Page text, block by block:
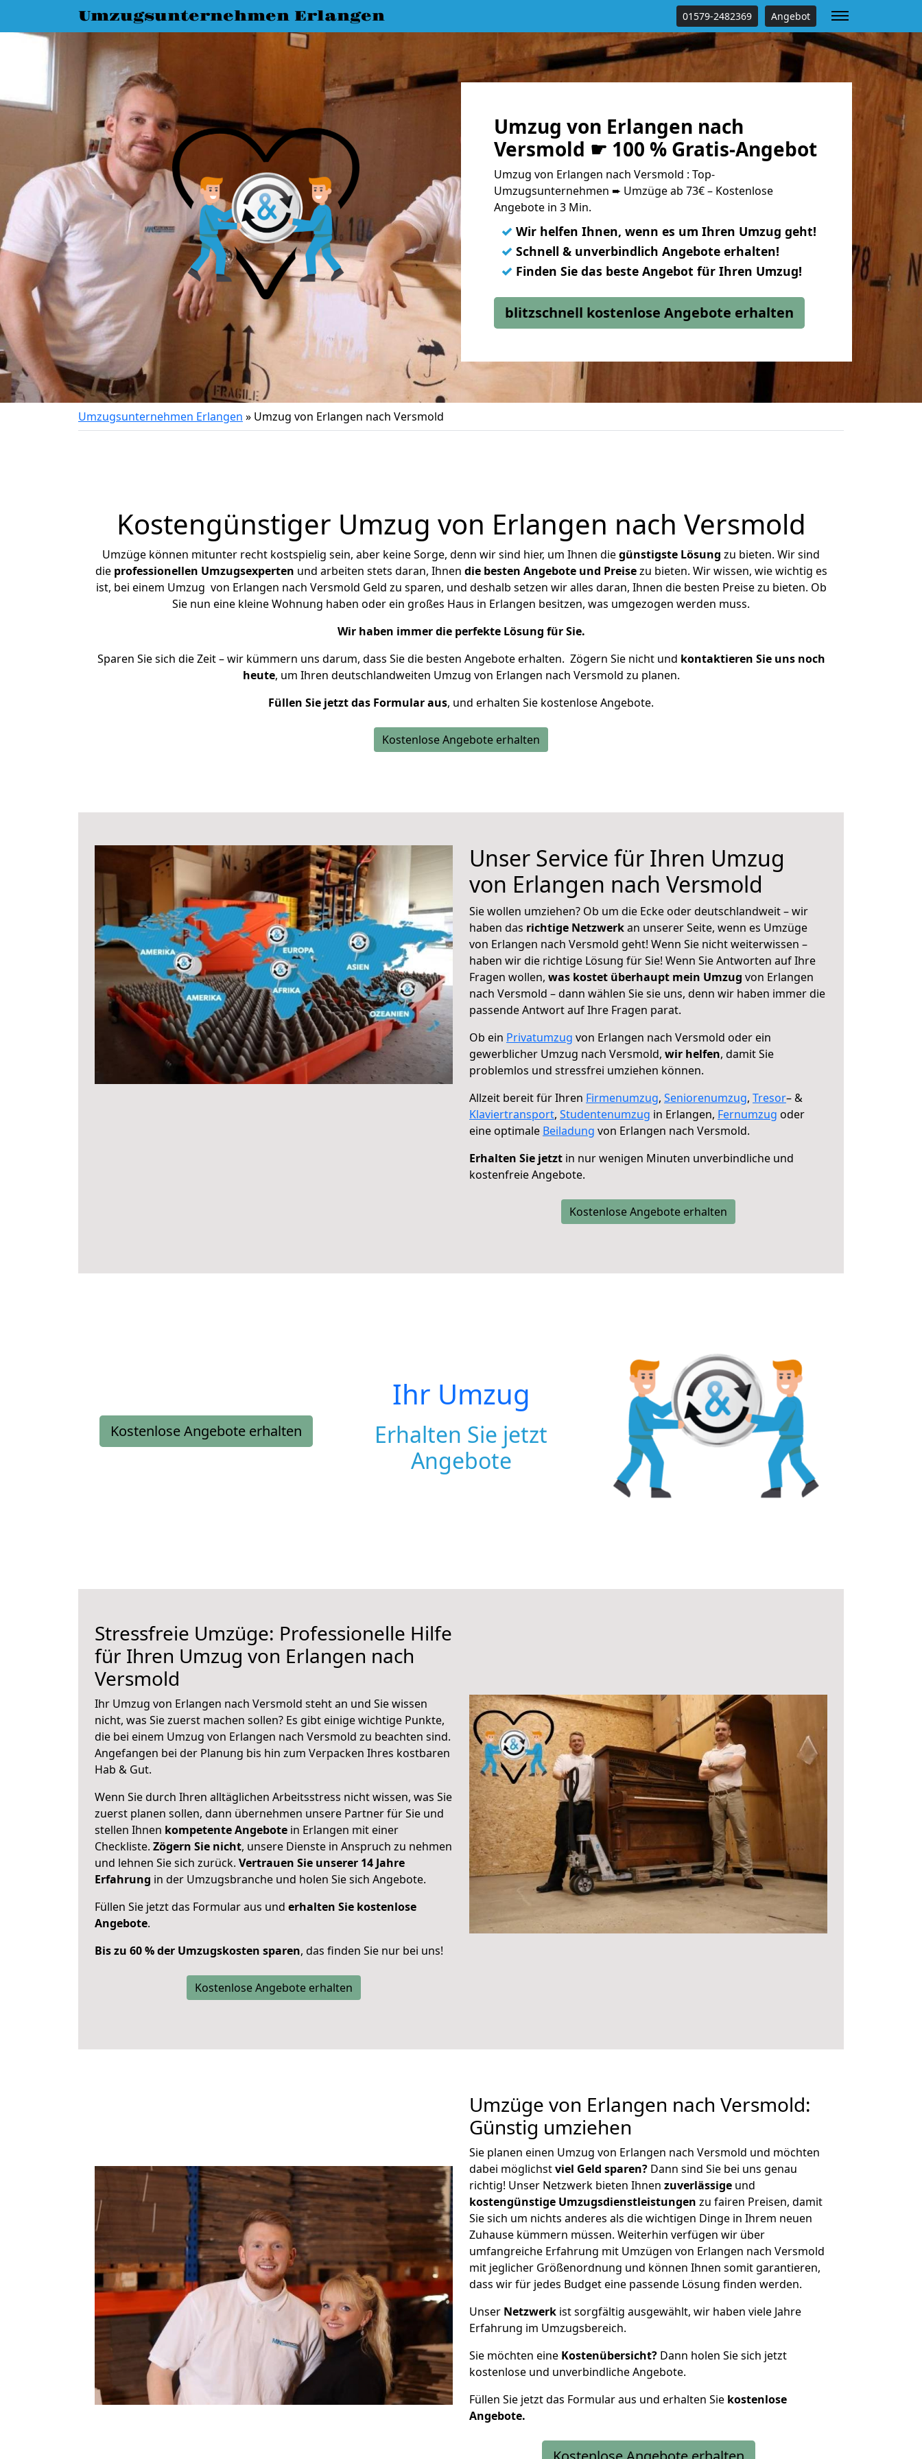
Umzugsunternehmen Erlangen 01579-2482369 Angebot
Umzug von Erlangen nach
Versmold ☛ 100 % Gratis-Angebot
Umzug von Erlangen nach Versmold : Top-
Umzugsunternehmen ➨ Umzüge ab 73€ – Kostenlose
Angebote in 3 Min.
✓ Wir helfen Ihnen, wenn es um Ihren Umzug geht!
✓ Schnell & unverbindlich Angebote erhalten!
✓ Finden Sie das beste Angebot für Ihren Umzug!
blitzschnell kostenlose Angebote erhalten
Umzugsunternehmen Erlangen » Umzug von Erlangen nach Versmold
Kostengünstiger Umzug von Erlangen nach Versmold
Umzüge können mitunter recht kostspielig sein, aber keine Sorge, denn wir sind hier, um Ihnen diegünstigste Lösung zu bieten. Wir sind
die professionellen Umzugsexperten und arbeiten stets daran, Ihnen die besten Angebote und Preisezu bieten. Wir wissen, wie wichtig es
ist, bei einem Umzug von Erlangen nach Versmold Geld zu sparen, und deshalb setzen wir alles daran, Ihnen die besten Preise zu bieten. Ob
Sie nun eine kleine Wohnung haben oder ein großes Haus in Erlangen besitzen, was umgezogen werden muss.
Wir haben immer die perfekte Lösung für Sie.
Sparen Sie sich die Zeit – wir kümmern uns darum, dass Sie die besten Angebote erhalten. Zögern Sie nicht und kontaktieren Sie uns noch
heute, um Ihren deutschlandweiten Umzug von Erlangen nach Versmold zu planen.
Füllen Sie jetzt das Formular aus, und erhalten Sie kostenlose Angebote.
Kostenlose Angebote erhalten
Unser Service für Ihren Umzug
von Erlangen nach Versmold
Sie wollen umziehen? Ob um die Ecke oder deutschlandweit – wir
haben das richtige Netzwerkan unserer Seite, wenn es Umzüge
von Erlangen nach Versmold geht! Wenn Sie nicht weiterwissen –
haben wir die richtige Lösung für Sie! Wenn Sie Antworten auf Ihre
Fragen wollen, was kostet überhaupt mein Umzug von Erlangen
nach Versmold – dann wählen Sie sie uns, denn wir haben immer die
passende Antwort auf Ihre Fragen parat.
Ob ein Privatumzug von Erlangen nach Versmold oder ein
gewerblicher Umzug nach Versmold, wir helfen, damit Sie
problemlos und stressfrei umziehen können.
Allzeit bereit für Ihren Firmenumzug, Seniorenumzug, Tresor– &
Klaviertransport, Studentenumzug in Erlangen, Fernumzug oder
eine optimale Beiladung von Erlangen nach Versmold.
Erhalten Sie jetzt in nur wenigen Minuten unverbindliche und
kostenfreie Angebote.
Kostenlose Angebote erhalten
Kostenlose Angebote erhalten
Ihr Umzug
Erhalten Sie jetzt
Angebote
Stressfreie Umzüge: Professionelle Hilfe
für Ihren Umzug von Erlangen nach
Versmold
Ihr Umzug von Erlangen nach Versmold steht an und Sie wissen
nicht, was Sie zuerst machen sollen? Es gibt einige wichtige Punkte,
die bei einem Umzug von Erlangen nach Versmold zu beachten sind.
Angefangen bei der Planung bis hin zum Verpacken Ihres kostbaren
Hab & Gut.
Wenn Sie durch Ihren alltäglichen Arbeitsstress nicht wissen, was Sie
zuerst planen sollen, dann übernehmen unsere Partner für Sie und
stellen Ihnen kompetente Angebote in Erlangen mit einer
Checkliste. Zögern Sie nicht, unsere Dienste in Anspruch zu nehmen
und lehnen Sie sich zurück. Vertrauen Sie unserer 14 Jahre
Erfahrung in der Umzugsbranche und holen Sie sich Angebote.
Füllen Sie jetzt das Formular aus und erhalten Sie kostenlose
Angebote.
Bis zu 60 % der Umzugskosten sparen, das finden Sie nur bei uns!
Kostenlose Angebote erhalten
Umzüge von Erlangen nach Versmold:
Günstig umziehen
Sie planen einen Umzug von Erlangen nach Versmold und möchten
dabei möglichstviel Geld sparen? Dann sind Sie bei uns genau
richtig! Unser Netzwerk bieten Ihnen zuverlässige und
kostengünstige Umzugsdienstleistungen zu fairen Preisen, damit
Sie sich um nichts anderes als die wichtigen Dinge in Ihrem neuen
Zuhause kümmern müssen. Weiterhin verfügen wir über
umfangreiche Erfahrung mit Umzügen von Erlangen nach Versmold
mit jeglicher Größenordnung und können Ihnen somit garantieren,
dass wir für jedes Budget eine passende Lösung finden werden.
Unser Netzwerk ist sorgfältig ausgewählt, wir haben viele Jahre
Erfahrung im Umzugsbereich.
Sie möchten eine Kostenübersicht? Dann holen Sie sich jetzt
kostenlose und unverbindliche Angebote.
Füllen Sie jetzt das Formular aus und erhalten Sie kostenlose
Angebote.